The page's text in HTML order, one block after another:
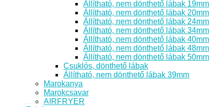
Állítható, nem dönthető lábak 19mm
Állítható, nem dönthető lábak 20mm
Állítható, nem dönthető lábak 24mm
Állítható, nem dönthető lábak 34mm
Állítható, nem dönthető lábak 40mm
Állítható, nem dönthető lábak 48mm
Állítható, nem dönthető lábak 50mm
Csuklós, dönthető lábak
Állítható, nem dönthető lábak 39mm
Marokanya
Marokcsavar
AIRFRYER